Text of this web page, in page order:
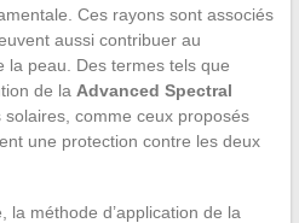
Ces rayons sont associés
aussi contribuer au
la peau. Des termes tels que
de la Advanced Spectral
comme ceux proposés
une protection contre les deux
la méthode d’application de la